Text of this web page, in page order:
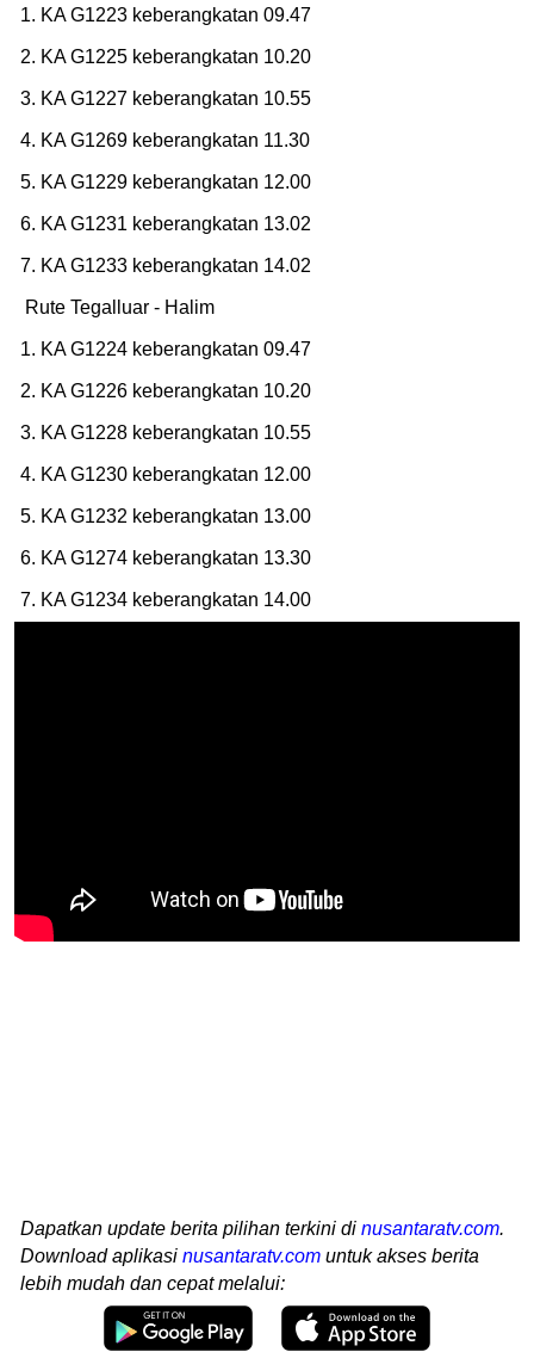
1. KA G1223 keberangkatan 09.47
2. KA G1225 keberangkatan 10.20
3. KA G1227 keberangkatan 10.55
4. KA G1269 keberangkatan 11.30
5. KA G1229 keberangkatan 12.00
6. KA G1231 keberangkatan 13.02
7. KA G1233 keberangkatan 14.02
Rute Tegalluar - Halim
1. KA G1224 keberangkatan 09.47
2. KA G1226 keberangkatan 10.20
3. KA G1228 keberangkatan 10.55
4. KA G1230 keberangkatan 12.00
5. KA G1232 keberangkatan 13.00
6. KA G1274 keberangkatan 13.30
7. KA G1234 keberangkatan 14.00
Dapatkan update berita pilihan terkini di nusantaratv.com.
Download aplikasi nusantaratv.com untuk akses berita
lebih mudah dan cepat melalui: